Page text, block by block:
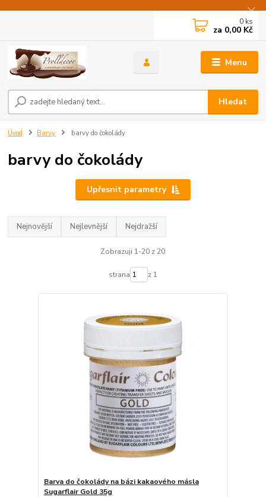
Menu
Hledat
0 ks
za 0,00 Kč
Úvod Barvy barvy do čokolády
barvy do čokolády
Upřesnit parametry
Nejnovější Nejlevnější Nejdražší
Zobrazuji 1-20 z 20
strana z 1
Barva do čokolády na bázi kakaového másla
Sugarflair Gold 35g